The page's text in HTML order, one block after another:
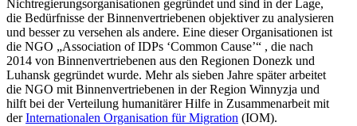
Nicht­re­gie­rungs­or­ga­ni­sa­tio­nen gegrün­det und sind in der Lage,
die Bedürf­nisse der Bin­nen­ver­trie­be­nen objek­ti­ver zu ana­ly­sie­ren
und besser zu ver­se­hen als andere. Eine dieser Orga­ni­sa­tio­nen ist
die NGO „Asso­cia­tion of IDPs ‘Common Cause’“ , die nach
2014 von Bin­nen­ver­trie­be­nen aus den Regio­nen Donezk und
Luhansk gegrün­det wurde. Mehr als sieben Jahre später arbei­tet
die NGO mit Bin­nen­ver­trie­be­nen in der Region Win­nyzja und
hilft bei der Ver­tei­lung huma­ni­tä­rer Hilfe in Zusam­men­ar­beit mit
derInter­na­tio­na­len Orga­ni­sa­tion für Migra­tion (IOM).